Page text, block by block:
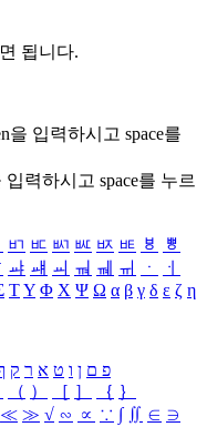
됩니다.
을 입력하시고 space를
입력하시고 space를 누르
ㅲ ㅳ ㅴ ㅵ ㅶ ㅷ ㅸ
ㅹ
ㆇ ㆈ ㆉ ㆊ ㆋ ㆌ ㆍ
ㆎ
ΤΥ Φ Χ Ψ Ω α β γ δ ε ζ η
פ ם ן ו ט א ר ק
（ ） ［ ］ ｛ ｝
≪ ≫ √ ∽ ∝ ∵ ∫ ∬ ∈ ∋